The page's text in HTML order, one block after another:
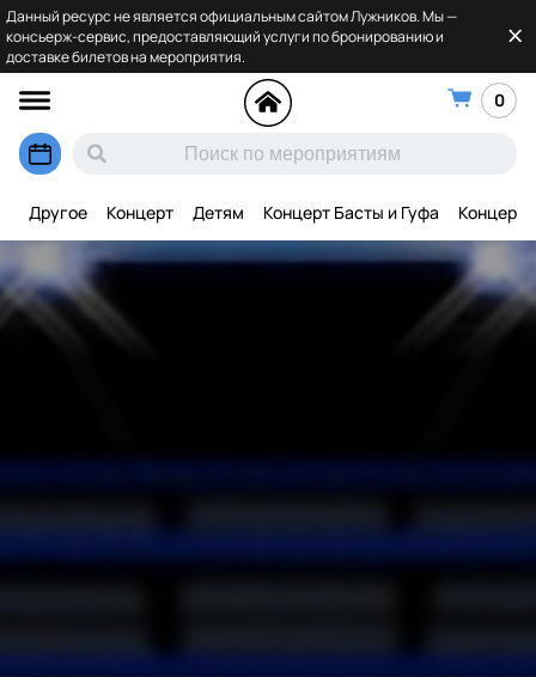
Данный ресурс не является официальным сайтом Лужников. Мы —
консьерж-сервис, предоставляющий услуги по бронированию и
доставке билетов на мероприятия.
0
Другое Концерт Детям Концерт Басты и Гуфа Концерт